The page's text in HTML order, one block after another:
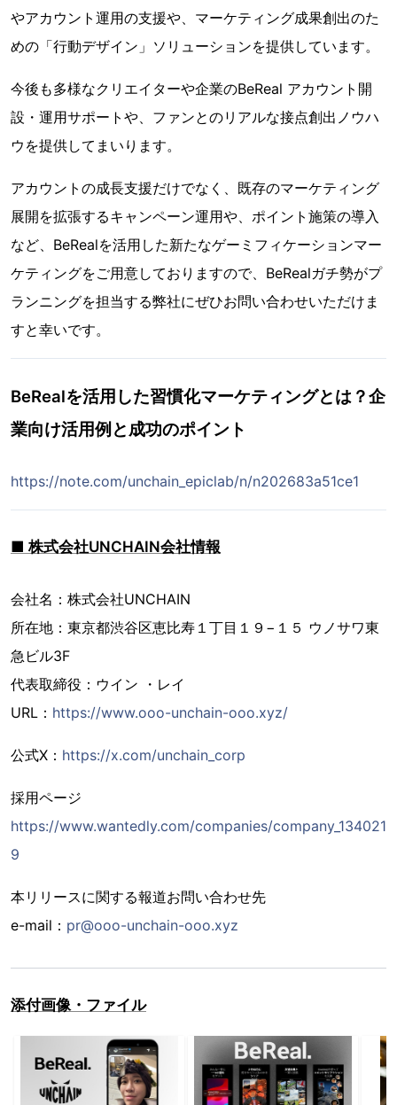
やアカウント運用の支援や、マーケティング成果創出のた
めの「行動デザイン」ソリューションを提供しています。
今後も​多様なクリエイターや企業のBeReal アカウント開
設・運用サポートや、ファンとのリアルな接点創出ノウハ
ウを提供してまいります。
アカウントの成長支援だけでなく、既存のマーケティング
展開を拡張するキャンペーン運用や、ポイント施策の導入
など、BeRealを活用した新たなゲーミフィケーションマー
ケティングをご用意しておりますので、BeRealガチ勢がプ
ランニングを担当する弊社にぜひお問い合わせいただけま
すと幸いです。
BeRealを活用した習慣化マーケティングとは？企
業向け活用例と成功のポイント
https://note.com/unchain_epiclab/n/n202683a51ce1
■ 株式会社UNCHAIN会社情報
会社名：株式会社UNCHAIN
所在地：東京都渋谷区恵比寿１丁目１９−１５ ウノサワ東
急ビル3F
代表取締役：ウイン ・レイ
URL： https://www.ooo-unchain-ooo.xyz/
公式X： https://x.com/unchain_corp
採用ページ
https://www.wantedly.com/companies/company_134021
9
本リリースに関する報道お問い合わせ先
e-mail： pr@ooo-unchain-ooo.xyz
添付画像・ファイル